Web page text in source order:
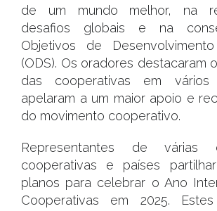
de um mundo melhor, na
desafios globais e na
Objetivos de Desenvolvimento
(ODS). Os oradores destacaram
das cooperativas em
apelaram a um maior apoio e
do movimento cooperativo.
Representantes de várias
cooperativas e países
planos para celebrar o Ano
Cooperativas em 2025.